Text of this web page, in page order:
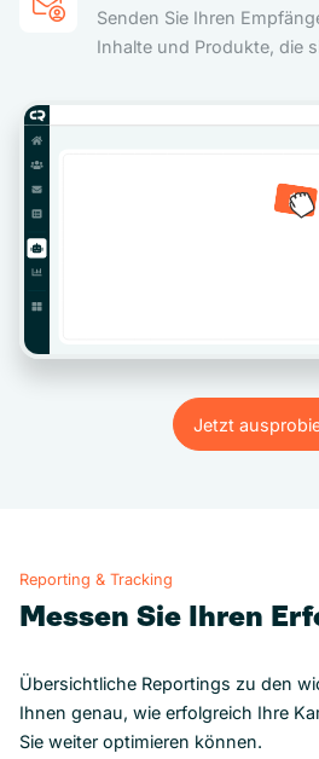
Senden Sie Ihren
Inhalte und Produkte, die
Jetzt
Jetzt
Reporting & Tracking
Messen Sie Ihren
Übersichtliche Reportings zu den
Ihnen genau, wie erfolgreich Ihre
Sie weiter optimieren können.